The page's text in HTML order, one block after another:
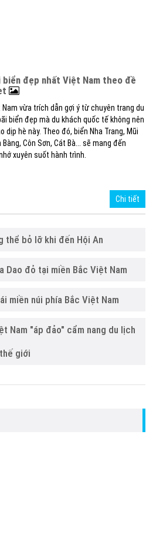
biển đẹp nhất Việt Nam theo đề
Nam vừa trích dẫn gợi ý từ chuyên trang du
biển đẹp mà du khách quốc tế không nên
dịp hè này. Theo đó, biển Nha Trang, Mũi
Bàng, Côn Sơn, Cát Bà... sẽ mang đến
xuyên suốt hành trình.
Chi tiết
thể bỏ lỡ khi đến Hội An
Dao đỏ tại miền Bắc Việt Nam
miền núi phía Bắc Việt Nam
Nam "áp đảo" cẩm nang du lịch
giới